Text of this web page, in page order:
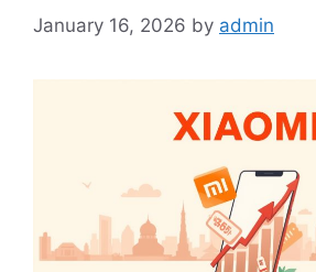
January 16, 2026 by admin